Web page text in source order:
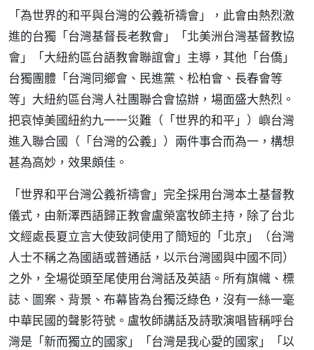
「為世界的和平與台灣的公義祈禱會」，此會由熱烈激
進的台獨「台灣基督長老教會」「北美洲台灣基督教協
會」「大紐約區台語教會聯誼會」主導，其他「台僑」
台獨團體「台灣同鄉會、民進黨、松柏會、長春會等
等」大紐約區台灣人社團聯合會協辦，場面盛大熱烈。
把哀悼美國紐約九一一災難（「世界的和平」）嶼台灣
進入聯合國（「台灣的公義」）兩件事合而為一，構想
甚為高妙，效果頗佳。
「世界和平台灣公義祈禱會」完全採用台灣本土基督教
儀式，由新澤西語歸正教會盧榮富牧師主持，除了台北
文經處長夏立言大使致詞使用了簡短的「北京」（台灣
人士不稱之為國語或普通話，以示台灣國與中國不同）
之外，全場從頭至尾使用台灣話及英語。所有旗幟、標
誌、圖案、背景、布幕皆為台獨泛綠色，沒有一絲一毫
中華民國的聲影符號。盧牧師講話及詩歌演唱皆稱呼台
灣是「新而獨立的國家」「台灣是我心愛的國家」「以